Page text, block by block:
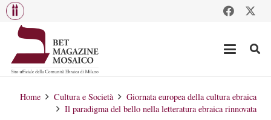
Home Cultura e Società
Giornata europea della cultura ebraica
Il paradigma del bello nella letteratura ebraica rinnovata